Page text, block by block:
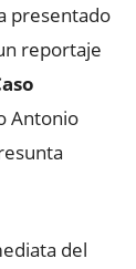
presentado
reportaje
Antonio
del